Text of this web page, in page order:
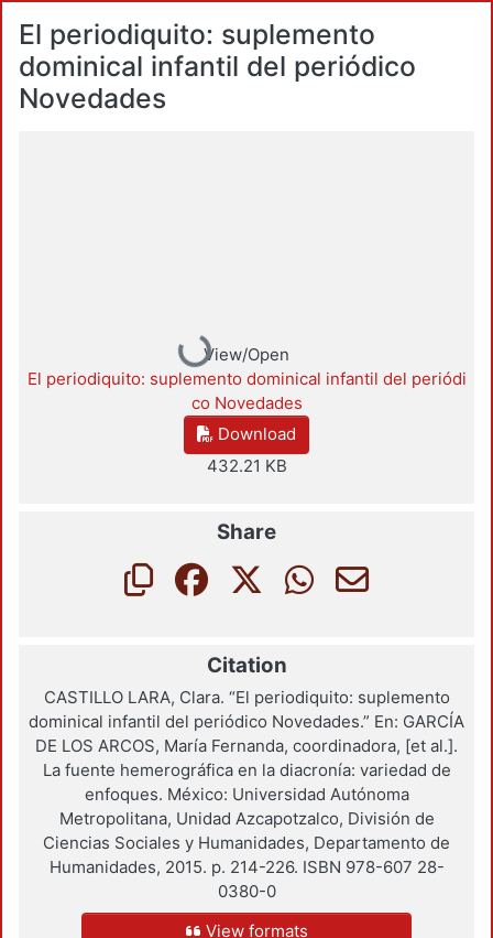
El periodiquito: suplemento
dominical infantil del periódico
Novedades
Loading...
View/Open
El periodiquito: suplemento dominical infantil del periódi
co Novedades
Download
432.21 KB
Share
Citation
CASTILLO LARA, Clara. “El periodiquito: suplemento
dominical infantil del periódico Novedades.” En: GARCÍA
DE LOS ARCOS, María Fernanda, coordinadora, [et al.].
La fuente hemerográfica en la diacronía: variedad de
enfoques. México: Universidad Autónoma
Metropolitana, Unidad Azcapotzalco, División de
Ciencias Sociales y Humanidades, Departamento de
Humanidades, 2015. p. 214-226. ISBN 978-607 28-
0380-0
View formats